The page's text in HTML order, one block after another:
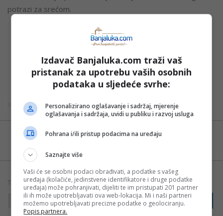
potrazi za srećom.
“Kako mu ništa ne polazi od ruke, odluči da se bogato
koji, zbog novca, često pristaju na sve. Da li je baš tako?
Dođite da se smijemo zajedno!”, poručuju organizatori.
Izvor: Nezavisne
Možete nas pratiti i putem aplikacije za
TAGOVI: BANJALUKA HUMOR KULTURA
POZORIŠTE
PREDSTAVA
PRIJAVI GREŠKU
Izdavač Banjaluka.com traži vaš
pristanak za upotrebu vaših osobnih
podataka u sljedeće svrhe:
Personalizirano oglašavanje i sadržaj, mjerenje
oglašavanja i sadržaja, uvidi u publiku i razvoj usluga
Pohrana i/ili pristup podacima na uređaju
Saznajte više
Vaši će se osobni podaci obrađivati, a podatke s vašeg
uređaja (kolačiće, jedinstvene identifikatore i druge podatke
uređaja) može pohranjivati, dijeliti te im pristupati 201 partner
ili ih može upotrebljavati ova web-lokacija. Mi i naši partneri
možemo upotrebljavati precizne podatke o geolociranju.
Popis partnera.